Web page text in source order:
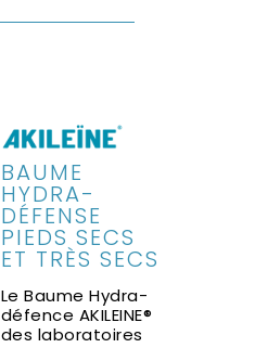
BAUME
HYDRA-
DÉFENSE
PIEDS SECS
ET TRÈS SECS
Le Baume Hydra-
défence AKILEINE®
des laboratoires